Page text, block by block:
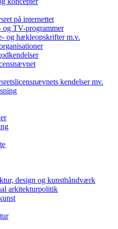
på internettet
og TV-programmer
og hækleopskrifter m.v.
kendelser mv.
design og kunsthåndværk
arkitekturpolitik